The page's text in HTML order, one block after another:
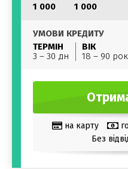
1 000
1 000
УМОВИ КРЕДИТУ
ТЕРМІН
3 – 30 дн
ВІК
18 – 90
на карту
Без